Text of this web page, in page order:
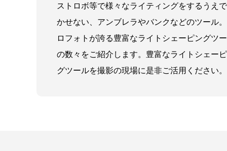
ストロボ等で様々なライティングをするうえ
かせない、アンブレラやバンクなどのツール
ロフォトが誇る豊富なライトシェーピングツ
の数々をご紹介します。豊富なライトシェー
グツールを撮影の現場に是非ご活用ください。